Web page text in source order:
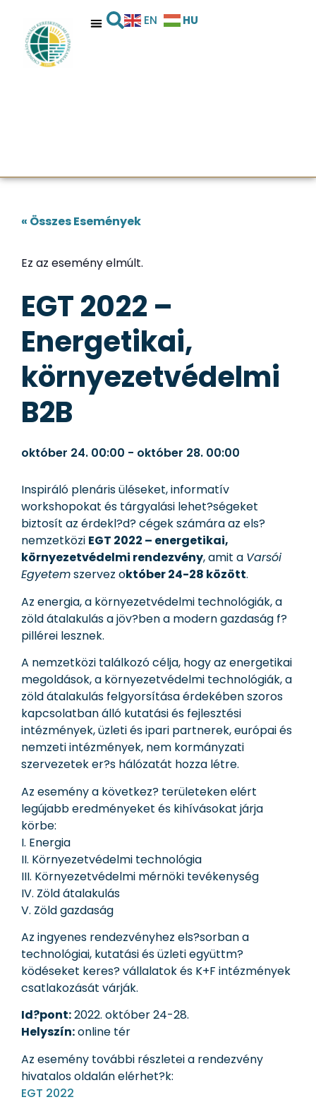
EN HU
« Összes Események
Ez az esemény elmúlt.
EGT 2022 –
Energetikai,
környezetvédelmi
B2B
október 24. 00:00 - október 28. 00:00
Inspiráló plenáris üléseket, informatív
workshopokat és tárgyalási lehet?ségeket
biztosít az érdekl?d? cégek számára az els?
nemzetközi EGT 2022 – energetikai,
környezetvédelmi rendezvény, amit a Varsói
Egyetemszervez október 24-28 között.
Az energia, a környezetvédelmi technológiák, a
zöld átalakulás a jöv?ben a modern gazdaság f?
pillérei lesznek.
A nemzetközi találkozó célja, hogy az energetikai
megoldások, a környezetvédelmi technológiák, a
zöld átalakulás felgyorsítása érdekében szoros
kapcsolatban álló kutatási és fejlesztési
intézmények, üzleti és ipari partnerek, európai és
nemzeti intézmények, nem kormányzati
szervezetek er?s hálózatát hozza létre.
Az esemény a következ? területeken elért
legújabb eredményeket és kihívásokat járja
körbe:
I. Energia
II. Környezetvédelmi technológia
III. Környezetvédelmi mérnöki tevékenység
IV. Zöld átalakulás
V. Zöld gazdaság
Az ingyenes rendezvényhez els?sorban a
technológiai, kutatási és üzleti együttm?
ködéseket keres? vállalatok és K+F intézmények
csatlakozását várják.
Id?pont:2022. október 24-28.
Helyszín:online tér
Az esemény további részletei a rendezvény
hivatalos oldalán elérhet?k:
EGT 2022